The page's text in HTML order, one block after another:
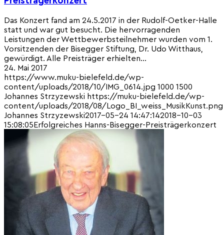
Das Konzert fand am 24.5.2017 in der Rudolf-Oetker-Halle
statt und war gut besucht. Die hervorragenden
Leistungen der Wettbewerbsteilnehmer wurden vom 1.
Vorsitzenden der Bisegger Stiftung, Dr. Udo Witthaus,
gewürdigt. Alle Preisträger erhielten…
24. Mai 2017
https://www.muku-bielefeld.de/wp-
content/uploads/2018/10/IMG_0614.jpg 1000 1500
Johannes Strzyzewski https://muku-bielefeld.de/wp-
content/uploads/2018/08/Logo_BI_weiss_MusikKunst.png
Johannes Strzyzewski2017-05-24 14:47:142018-10-03
15:08:05Erfolgreiches Hanns-Bisegger-Preisträgerkonzert